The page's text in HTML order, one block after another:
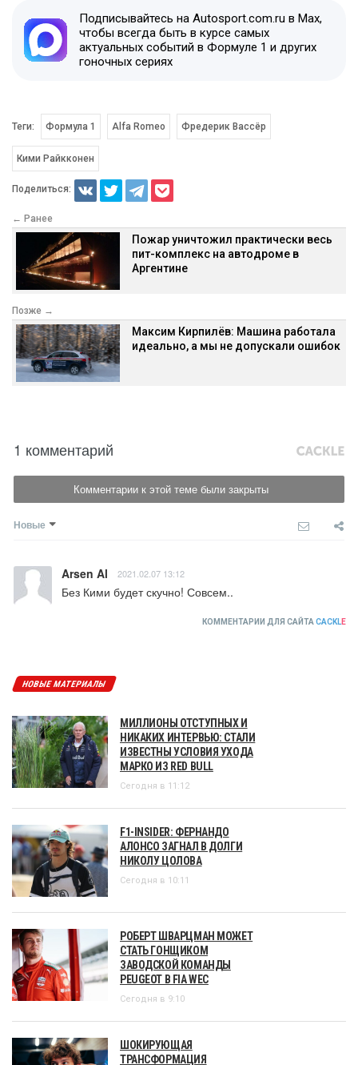
Подписывайтесь на Autosport.com.ru в Max,
чтобы всегда быть в курсе самых
актуальных событий в Формуле 1 и других
гоночных сериях
Теги: Формула 1 Alfa Romeo Фредерик Вассёр
Кими Райкконен
Поделиться:
← Ранее
Пожар уничтожил практически весь
пит-комплекс на автодроме в
Аргентине
Позже →
Максим Кирпилёв: Машина работала
идеально, а мы не допускали ошибок
1 комментарий
Комментарии к этой теме были закрыты
Новые
Arsen Al 2021.02.07 13:12
Без Кими будет скучно! Совсем..
КОММЕНТАРИИ ДЛЯ САЙТА CACKLE
НОВЫЕ МАТЕРИАЛЫ
МИЛЛИОНЫ ОТСТУПНЫХ И
НИКАКИХ ИНТЕРВЬЮ: СТАЛИ
ИЗВЕСТНЫ УСЛОВИЯ УХОДА
МАРКО ИЗ RED BULL
Сегодня в 11:12
F1-INSIDER: ФЕРНАНДО
АЛОНСО ЗАГНАЛ В ДОЛГИ
НИКОЛУ ЦОЛОВА
Сегодня в 10:11
РОБЕРТ ШВАРЦМАН МОЖЕТ
СТАТЬ ГОНЩИКОМ
ЗАВОДСКОЙ КОМАНДЫ
PEUGEOT В FIA WEC
Сегодня в 9:10
ШОКИРУЮЩАЯ
ТРАНСФОРМАЦИЯ